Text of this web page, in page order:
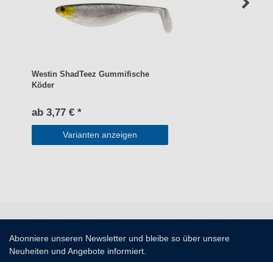
Westin ShadTeez Gummifische
Köder
ab 3,77 € *
Varianten anzeigen
Abonniere unseren Newsletter und bleibe so über unsere
Neuheiten und Angebote informiert.